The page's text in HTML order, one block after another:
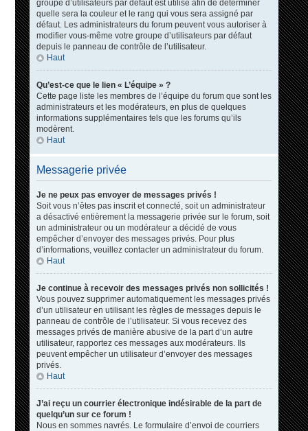
groupe d’utilisateurs par défaut est utilisé afin de déterminer
quelle sera la couleur et le rang qui vous sera assigné par
défaut. Les administrateurs du forum peuvent vous autoriser à
modifier vous-même votre groupe d’utilisateurs par défaut
depuis le panneau de contrôle de l’utilisateur.
Haut
Qu’est-ce que le lien « L’équipe » ?
Cette page liste les membres de l’équipe du forum que sont les
administrateurs et les modérateurs, en plus de quelques
informations supplémentaires tels que les forums qu’ils
modèrent.
Haut
Messagerie privée
Je ne peux pas envoyer de messages privés !
Soit vous n’êtes pas inscrit et connecté, soit un administrateur
a désactivé entièrement la messagerie privée sur le forum, soit
un administrateur ou un modérateur a décidé de vous
empêcher d’envoyer des messages privés. Pour plus
d’informations, veuillez contacter un administrateur du forum.
Haut
Je continue à recevoir des messages privés non sollicités !
Vous pouvez supprimer automatiquement les messages privés
d’un utilisateur en utilisant les règles de messages depuis le
panneau de contrôle de l’utilisateur. Si vous recevez des
messages privés de manière abusive de la part d’un autre
utilisateur, rapportez ces messages aux modérateurs. Ils
peuvent empêcher un utilisateur d’envoyer des messages
privés.
Haut
J’ai reçu un courrier électronique indésirable de la part de
quelqu’un sur ce forum !
Nous en sommes navrés. Le formulaire d’envoi de courriers